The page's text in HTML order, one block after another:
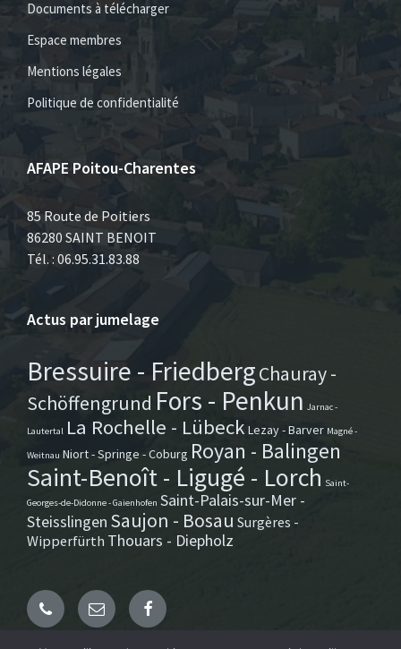
Documents à télécharger
Espace membres
Mentions légales
Politique de confidentialité
AFAPE Poitou-Charentes
85 Route de Poitiers
86280 SAINT BENOIT
Tél. : 06.95.31.83.88
Actus par jumelage
Bressuire - FriedbergChauray -
Schöffengrund Fors - Penkun Jarnac -
Lautertal La Rochelle - Lübeck Lezay - Barver Magné -
Weitnau Niort - Springe - Coburg Royan - Balingen
Saint-Benoît - Ligugé - Lorch Saint-
Georges-de-Didonne - Gaienhofen Saint-Palais-sur-Mer -
Steisslingen Saujon - Bosau Surgères -
Wipperfürth Thouars - Diepholz
Email Facebook